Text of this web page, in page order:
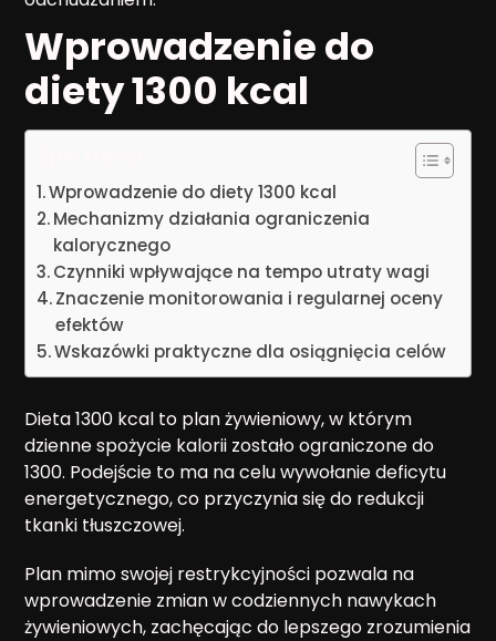
Wprowadzenie do
diety 1300 kcal
Wprowadzenie do diety 1300 kcal
Mechanizmy działania ograniczenia
kalorycznego
Czynniki wpływające na tempo utraty wagi
Znaczenie monitorowania i regularnej oceny
efektów
Wskazówki praktyczne dla osiągnięcia celów
Dieta 1300 kcal to plan żywieniowy, w którym
dzienne spożycie kalorii zostało ograniczone do
1300. Podejście to ma na celu wywołanie deficytu
energetycznego, co przyczynia się do redukcji
tkanki tłuszczowej.
Plan mimo swojej restrykcyjności pozwala na
wprowadzenie zmian w codziennych nawykach
żywieniowych, zachęcając do lepszego zrozumienia